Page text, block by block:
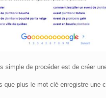
simple de procéder est de créer
que plus le mot clé enregistre une